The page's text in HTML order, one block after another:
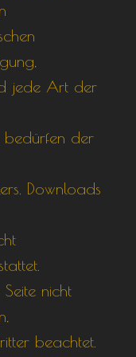
jede Art der
bedürfen der
Downloads
nicht
beachtet.